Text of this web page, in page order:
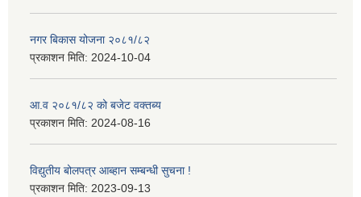
नगर बिकास योजना २०८१/८२
प्रकाशन मिति: 2024-10-04
आ.व २०८१/८२ को बजेट वक्तब्य
प्रकाशन मिति: 2024-08-16
विद्युतीय बोलपत्र आब्हान सम्बन्धी सुचना !
प्रकाशन मिति: 2023-09-13